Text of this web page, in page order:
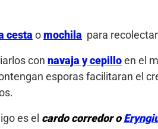
cesta omochila para
con navaja y cepilloen el
esporas facilitaran el
es el cardo corredor o